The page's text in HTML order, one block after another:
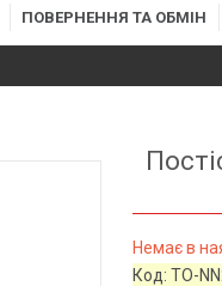
ПОВЕРНЕННЯ ТА ОБМІН
Немає в
Код:TO-